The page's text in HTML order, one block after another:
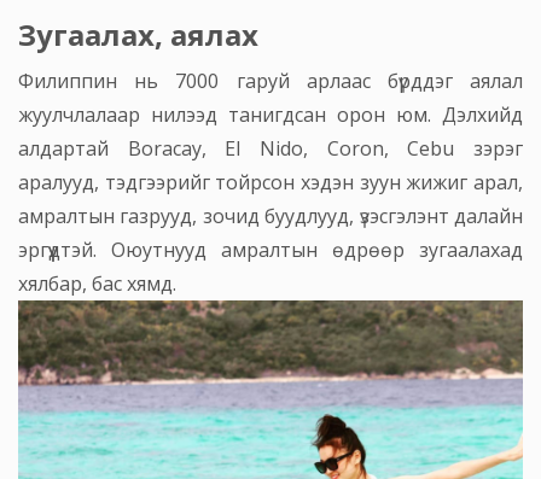
Зугаалах, аялах
Филиппин нь 7000 гаруй арлаас бүрддэг аялал
жуулчлалаар нилээд танигдсан орон юм. Дэлхийд
алдартай Boracay, El Nido, Coron, Cebu зэрэг
аралууд, тэдгээрийг тойрсон хэдэн зуун жижиг арал,
амралтын газрууд, зочид буудлууд, үзэсгэлэнт далайн
эргүүдтэй. Оюутнууд амралтын өдрөөр зугаалахад
хялбар, бас хямд.